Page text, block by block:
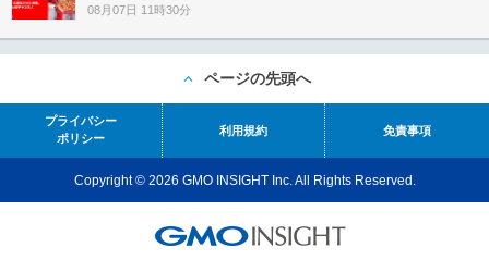
08月07日 11時30分
ページの先頭へ
プライバシー
ポリシー
利用規約 免責事項
Copyright © 2026 GMO INSIGHT Inc. All Rights Reserved.